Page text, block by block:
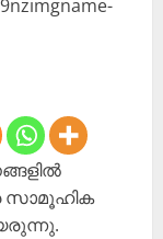
സാമൂഹിക